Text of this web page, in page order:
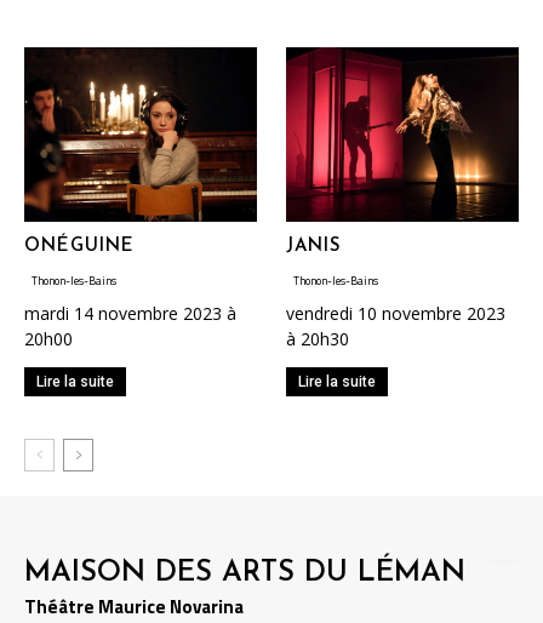
ONÉGUINE
Thonon-les-Bains
mardi 14 novembre 2023 à
20h00
Lire la suite
JANIS
Thonon-les-Bains
vendredi 10 novembre 2023
à 20h30
Lire la suite
MAISON DES ARTS DU LÉMAN
Théâtre Maurice Novarina